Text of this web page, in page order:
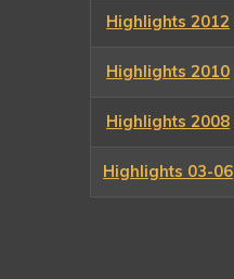
Highlights 2012
Highlights 2010
Highlights 2008
Highlights 03-06